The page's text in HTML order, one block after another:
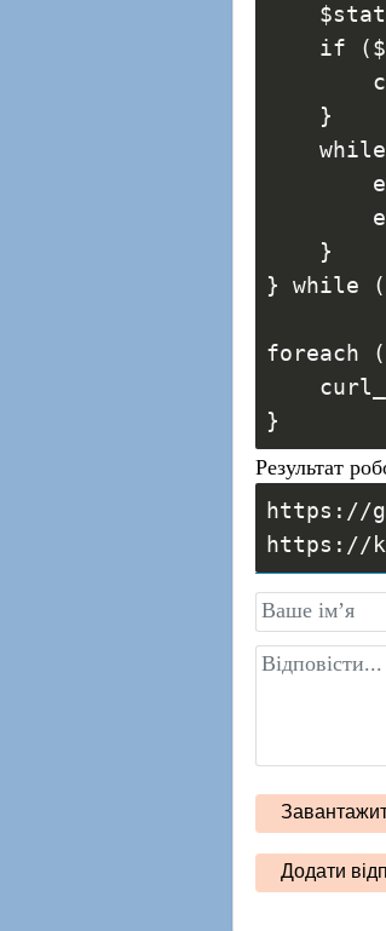
if
    }
    }
} while
foreach
}
Результат
https://
https://